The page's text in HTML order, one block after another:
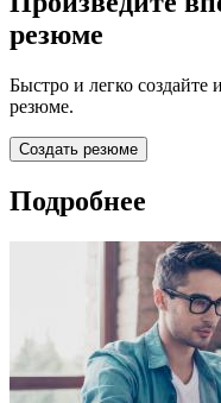
резюме
Быстро и легко создайте
резюме.
Создать резюме
Подробнее